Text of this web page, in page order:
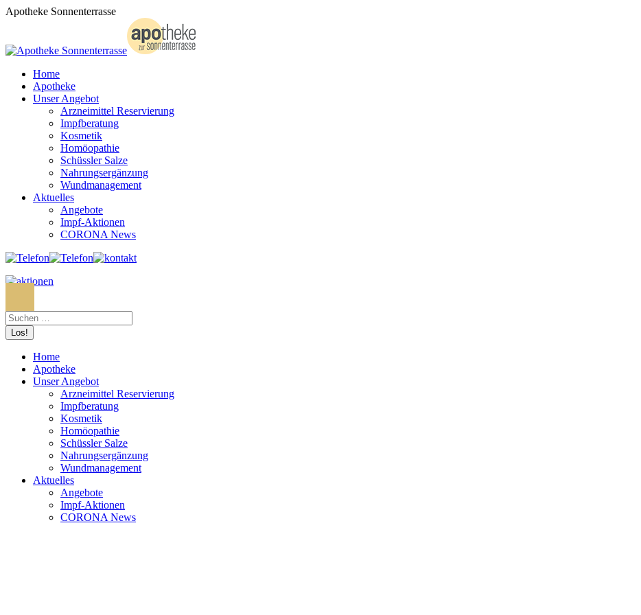
Zum
Apotheke Sonnenterrasse
Home
Apotheke
Unser Angebot
Arzneimittel Reservierung
Impfberatung
Kosmetik
Homöopathie
Schüssler Salze
Nahrungsergänzung
Wundmanagement
Aktuelles
Angebote
Impf-Aktionen
CORONA News
Home
Apotheke
Unser Angebot
Arzneimittel Reservierung
Impfberatung
Kosmetik
Homöopathie
Schüssler Salze
Nahrungsergänzung
Wundmanagement
Aktuelles
Angebote
Impf-Aktionen
CORONA News